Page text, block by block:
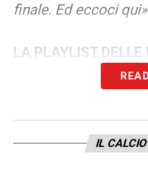
finale. Ed eccoci
LA PLAYLIST DELLE
IL